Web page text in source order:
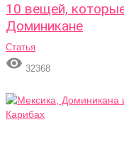
10 вещей,
Доминикане
Статья
 32368